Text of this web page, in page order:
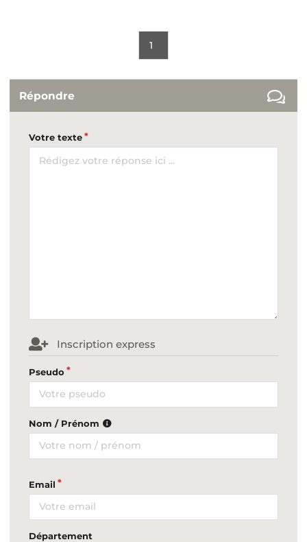
1
Répondre
Votre texte
Inscription express
Pseudo
Nom / Prénom
Email
Département